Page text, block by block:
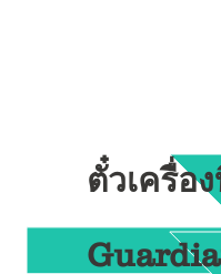
ตั๋วเครื่อ